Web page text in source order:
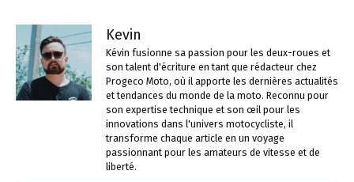
Kevin
Kévin fusionne sa passion pour les deux-roues et
son talent d'écriture en tant que rédacteur chez
Progeco Moto, où il apporte les dernières actualités
et tendances du monde de la moto. Reconnu pour
son expertise technique et son œil pour les
innovations dans l'univers motocycliste, il
transforme chaque article en un voyage
passionnant pour les amateurs de vitesse et de
liberté.